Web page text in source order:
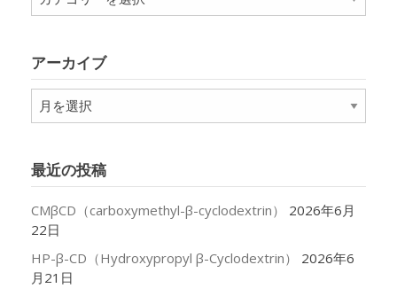
テ
ー
アーカイブ
ア
ー
ブ
最近の投稿
CMβCD（carboxymethyl-β-cyclodextrin）
2026年6月
22日
HP-β-CD（Hydroxypropyl β-Cyclodextrin）
2026年6
月21日